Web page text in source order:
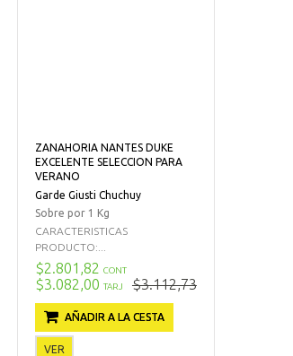
ZANAHORIA NANTES DUKE
EXCELENTE SELECCION PARA
VERANO
Garde Giusti Chuchuy
Sobre por 1 Kg
CARACTERISTICAS
PRODUCTO:...
$2.801,82 CONT
$3.082,00 TARJ $3.112,73
AÑADIR A LA CESTA
VER